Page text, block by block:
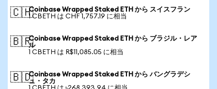
🇨🇭Coinbase Wrapped Staked ETH から スイスフラン
1 CBETH は CHF 1,757.19 に相当
🇧🇷Coinbase Wrapped Staked ETH から ブラジル・レア
ル
1 CBETH は R$11,085.05 に相当
🇧🇩Coinbase Wrapped Staked ETH から バングラデシ
ュ・タカ